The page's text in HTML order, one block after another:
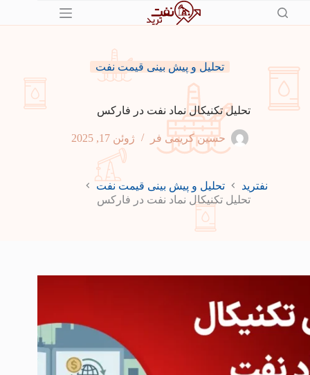
تحلیل و پیش بینی قیمت نفت
تحلیل تکنیکال نماد نفت در فارکس
حسین کریمی فر ژوئن 17, 2025
نفترید
تحلیل و پیش بینی قیمت نفت
تحلیل تکنیکال نماد نفت در فارکس